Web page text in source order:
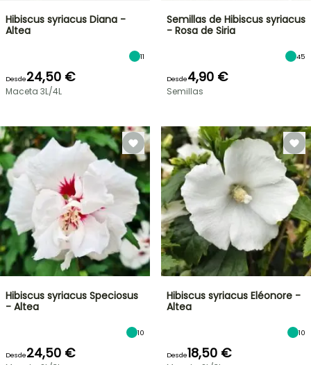
Hibiscus syriacus Diana -
Altea
11
Desde24,50 €
Maceta 3L/4L
Semillas de Hibiscus syriacus
- Rosa de Siria
45
Desde4,90 €
Semillas
Hibiscus syriacus Speciosus
- Altea
10
Desde24,50 €
Hibiscus syriacus Eléonore -
Altea
10
Desde18,50 €